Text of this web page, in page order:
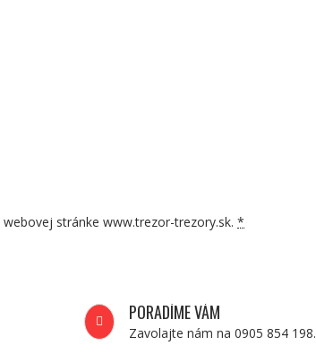
stránke www.trezor-trezory.sk. *
PORADÍME VÁM
Zavolajte nám na 0905 854 198.